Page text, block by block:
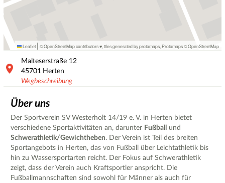
Leaflet | © OpenStreetMap contributors ♥, tiles generated by protomaps Protomaps©OpenStreetMap
Malteserstraße 12
45701
Herten
Wegbeschreibung
Über uns
Der Sportverein SV Westerholt 14/19 e. V. in Herten bietet
verschiedene Sportaktivitäten an, darunter Fußball
und
Schwerathletik/Gewichtheben. Der Verein ist Teil des breiten
Sportangebots in Herten, das von Fußball über Leichtathletik bis
hin zu Wassersportarten reicht. Der Fokus auf Schwerathletik
zeigt, dass der Verein auch Kraftsportler anspricht. Die
Fußballmannschaften sind sowohl für Männer als auch für